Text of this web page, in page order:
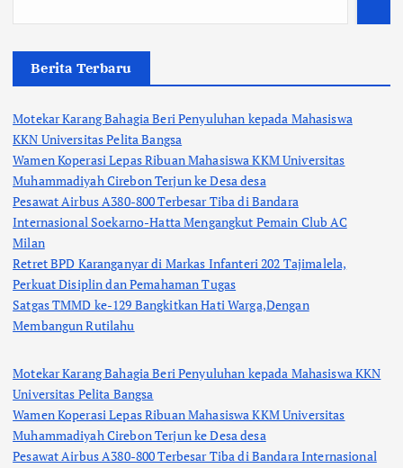
Berita Terbaru
Motekar Karang Bahagia Beri Penyuluhan kepada Mahasiswa
KKN Universitas Pelita Bangsa
Wamen Koperasi Lepas Ribuan Mahasiswa KKM Universitas
Muhammadiyah Cirebon Terjun ke Desa desa
Pesawat Airbus A380-800 Terbesar Tiba di Bandara
Internasional Soekarno-Hatta Mengangkut Pemain Club AC
Milan
Retret BPD Karanganyar di Markas Infanteri 202 Tajimalela,
Perkuat Disiplin dan Pemahaman Tugas
Satgas TMMD ke-129 Bangkitkan Hati Warga,Dengan
Membangun Rutilahu
Motekar Karang Bahagia Beri Penyuluhan kepada Mahasiswa KKN
Universitas Pelita Bangsa
Wamen Koperasi Lepas Ribuan Mahasiswa KKM Universitas
Muhammadiyah Cirebon Terjun ke Desa desa
Pesawat Airbus A380-800 Terbesar Tiba di Bandara Internasional